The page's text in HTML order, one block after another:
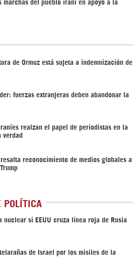
marchas del pueblo iraní en apoyo a la
de Ormuz está sujeta a indemnización de
fuerzas extranjeras deben abandonar la
realzan el papel de periodistas en la
verdad
resalta reconocimiento de medios globales a
POLÍTICA
nuclear si EEUU cruza línea roja de Rusia
de Israel por los misiles de la